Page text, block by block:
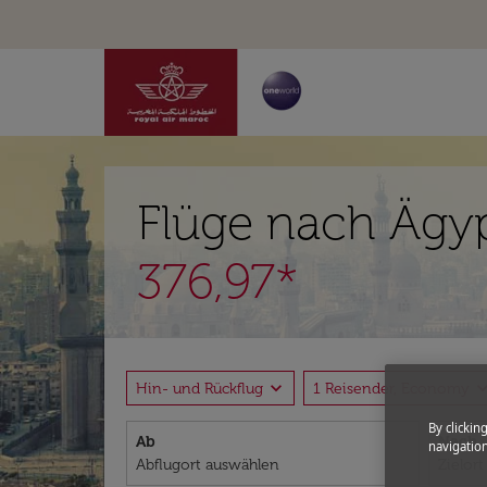
Flüge nach
376,97*
Hin- und Rückflug expand_more 1 Reisender, Economy
Ab Nach
By